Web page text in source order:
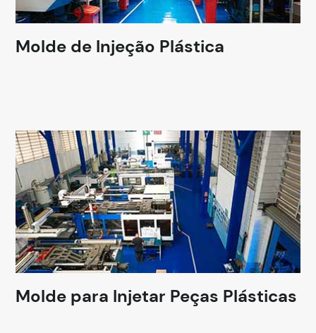
Molde de Injeção Plástica
Molde para Injetar Peças Plásticas